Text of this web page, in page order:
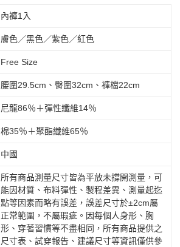
內褲1入
膚色／黑色／紫色／紅色
Free Size
腰圍29.5cm、臀圍32cm、褲檔22cm
尼龍86％＋彈性纖維14％
棉35％＋聚酯纖維65％
中國
所有商品測量尺寸皆為平放未撐開測量，可
能因材質、布料彈性、製程差異、測量起迄
點等因素而略有誤差，誤差尺寸於±2cm屬
正常範圍，不屬瑕疵。因每個人身形、胸
形、穿著習慣等不盡相同，所有商品提供之
尺寸表、試穿報告、建議尺寸等資訊僅供參